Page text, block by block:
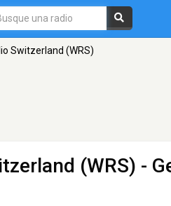
Switzerland (WRS)
(WRS) -